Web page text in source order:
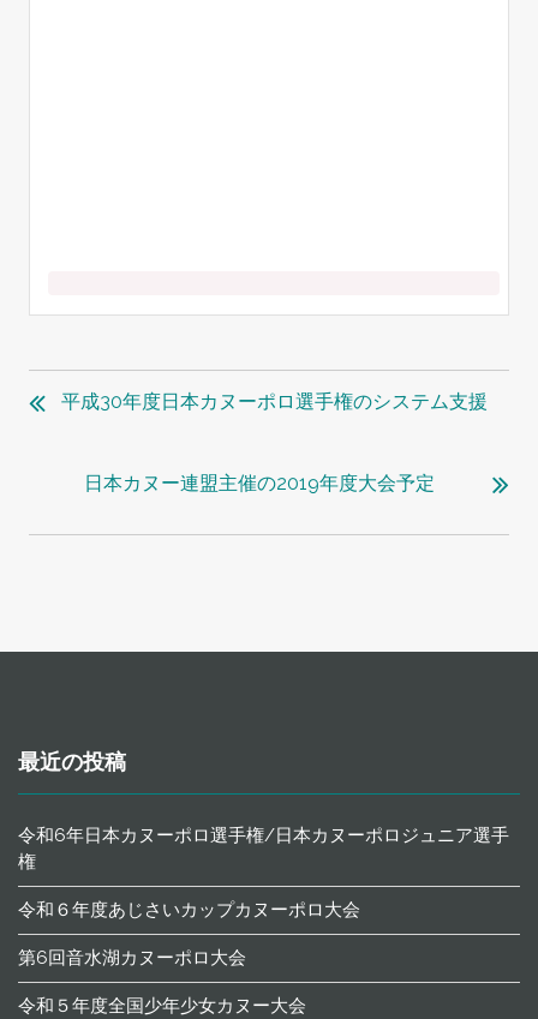
投
稿
平成30年度日本カヌーポロ選手権のシステム支援
日本カヌー連盟主催の2019年度大会予定
最近の投稿
令和6年日本カヌーポロ選手権/日本カヌーポロジュニア選手
権
令和６年度あじさいカップカヌーポロ大会
第6回音水湖カヌーポロ大会
令和５年度全国少年少女カヌー大会